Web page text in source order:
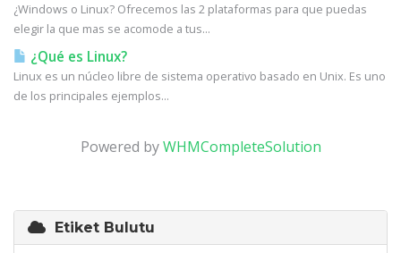
¿Windows o Linux? Ofrecemos las 2 plataformas para que puedas
elegir la que mas se acomode a tus...
¿Qué es Linux?
Linux es un núcleo libre de sistema operativo basado en Unix. Es uno
de los principales ejemplos...
Powered byWHMCompleteSolution
Etiket Bulutu